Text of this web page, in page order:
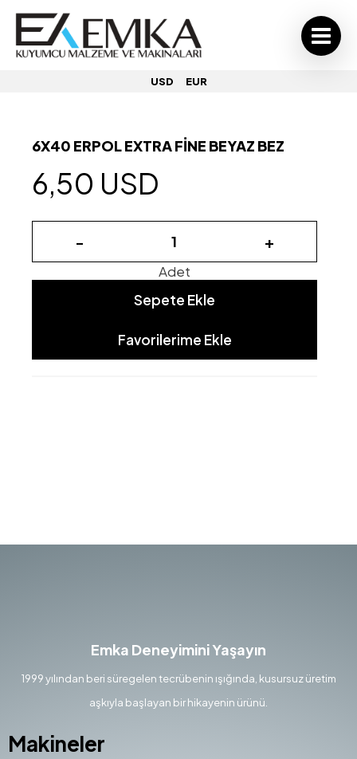
USD EUR
6X40 ERPOL EXTRA FİNE BEYAZ BEZ
6,50 USD
- +
Adet
Sepete Ekle
Favorilerime Ekle
Emka Deneyimini Yaşayın
1999 yılından beri süregelen tecrübenin ışığında, kusursuz üretim
aşkıyla başlayan bir hikayenin ürünü.
Makineler